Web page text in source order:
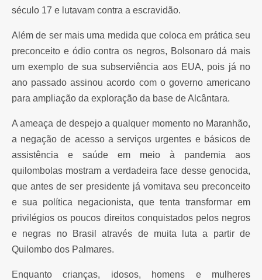
século 17 e lutavam contra a escravidão.
Além de ser mais uma medida que coloca em prática seu
preconceito e ódio contra os negros, Bolsonaro dá mais
um exemplo de sua subserviência aos EUA, pois já no
ano passado assinou acordo com o governo americano
para ampliação da exploração da base de Alcântara.
A ameaça de despejo a qualquer momento no Maranhão,
a negação de acesso a serviços urgentes e básicos de
assistência e saúde em meio à pandemia aos
quilombolas mostram a verdadeira face desse genocida,
que antes de ser presidente já vomitava seu preconceito
e sua política negacionista, que tenta transformar em
privilégios os poucos direitos conquistados pelos negros
e negras no Brasil através de muita luta a partir de
Quilombo dos Palmares.
Enquanto crianças, idosos, homens e mulheres